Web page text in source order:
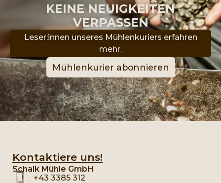
KEINE NEUIGKEITEN
VERPASSEN
Leser:innen unseres Mühlenkuriers erfahren
mehr.
Mühlenkurier abonnieren
Kontaktiere uns!
Schalk Mühle GmbH
+43 3385 312